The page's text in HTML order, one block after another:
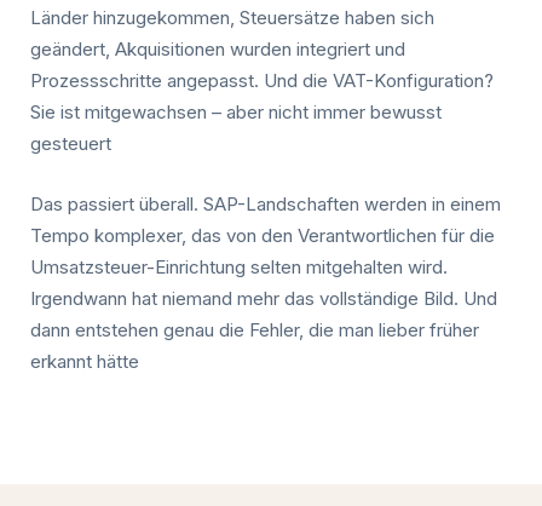
Länder hinzugekommen, Steuersätze haben sich
geändert, Akquisitionen wurden integriert und
Prozessschritte angepasst. Und die VAT-Konfiguration?
Sie ist mitgewachsen – aber nicht immer bewusst
gesteuert
Das passiert überall. SAP-Landschaften werden in einem
Tempo komplexer, das von den Verantwortlichen für die
Umsatzsteuer-Einrichtung selten mitgehalten wird.
Irgendwann hat niemand mehr das vollständige Bild. Und
dann entstehen genau die Fehler, die man lieber früher
erkannt hätte